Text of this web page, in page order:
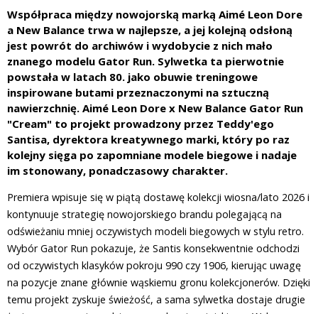
Współpraca między nowojorską marką Aimé Leon Dore
a New Balance trwa w najlepsze, a jej kolejną odsłoną
jest powrót do archiwów i wydobycie z nich mało
znanego modelu Gator Run. Sylwetka ta pierwotnie
powstała w latach 80. jako obuwie treningowe
inspirowane butami przeznaczonymi na sztuczną
nawierzchnię. Aimé Leon Dore x New Balance Gator Run
"Cream" to projekt prowadzony przez Teddy'ego
Santisa, dyrektora kreatywnego marki, który po raz
kolejny sięga po zapomniane modele biegowe i nadaje
im stonowany, ponadczasowy charakter.
Premiera wpisuje się w piątą dostawę kolekcji wiosna/lato 2026 i
kontynuuje strategię nowojorskiego brandu polegającą na
odświeżaniu mniej oczywistych modeli biegowych w stylu retro.
Wybór Gator Run pokazuje, że Santis konsekwentnie odchodzi
od oczywistych klasyków pokroju 990 czy 1906, kierując uwagę
na pozycje znane głównie wąskiemu gronu kolekcjonerów. Dzięki
temu projekt zyskuje świeżość, a sama sylwetka dostaje drugie